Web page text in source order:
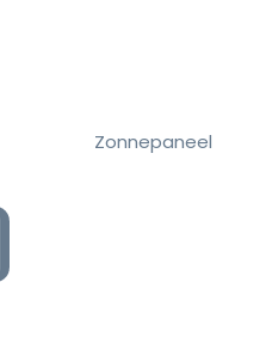
Zonnepaneel